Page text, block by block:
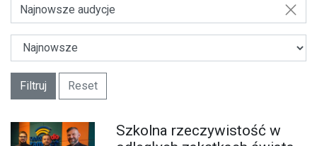
Najnowsze audycje
Filtruj Reset
Szkolna rzeczywistość w